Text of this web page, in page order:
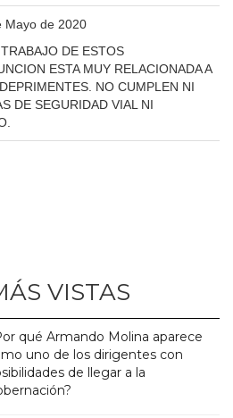
Mayo de 2020
DE ESTOS
ESTA MUY RELACIONADA A
NO CUMPLEN NI
DE SEGURIDAD VIAL NI
VISTAS
qué Armando Molina aparece
uno de los dirigentes con
de llegar a la